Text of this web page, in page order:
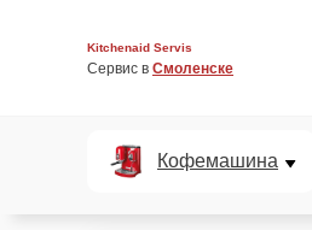
Kitchenaid Servis
Сервис в Смоленске
Кофемашина